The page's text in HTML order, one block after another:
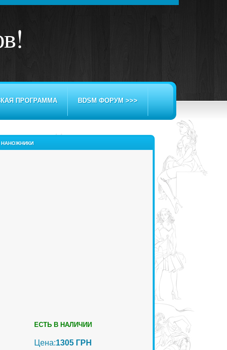
!
ПРОГРАММА BDSM ФОРУМ >>>
ЕСТЬ В НАЛИЧИИ
Цена:1305 ГРН